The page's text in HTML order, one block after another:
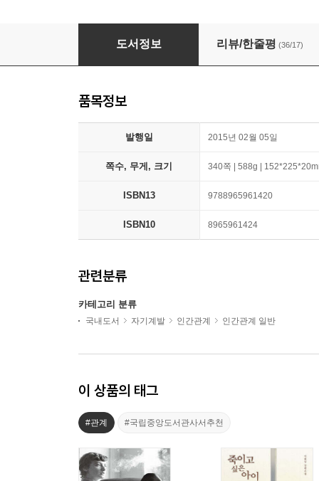
관계 수업
도서정보 리뷰/한줄평 (36/17)
품목정보
발행일 2015년 02월 05일
쪽수, 무게, 크기 340쪽 | 588g |
ISBN13 9788965961420
ISBN10 8965961424
관련분류
카테고리 분류
국내도서 자기계발 인간관계 인간관계 일반
이 상품의 태그
#관계 #국립중앙도서관사서추천